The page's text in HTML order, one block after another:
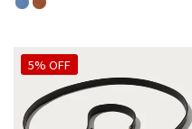
5% OFF